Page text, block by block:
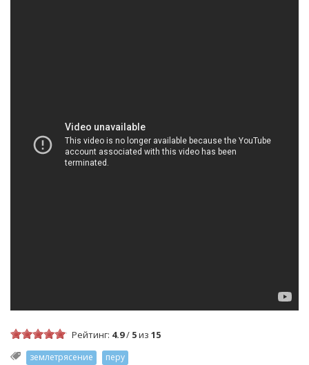
Рейтинг: 4.9/ 5из 15
землетрясение перу